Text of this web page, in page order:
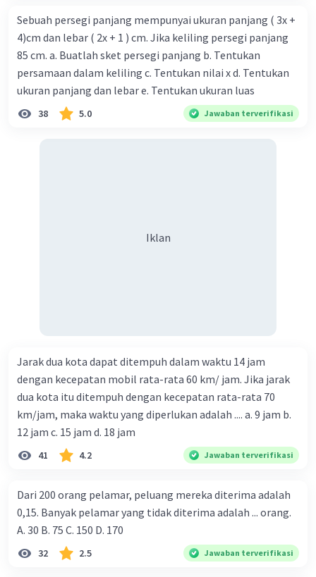
Sebuah persegi panjang mempunyai ukuran panjang ( 3x +
4)cm dan lebar ( 2x + 1 ) cm. Jika keliling persegi panjang
85 cm. a. Buatlah sket persegi panjang b. Tentukan
persamaan dalam keliling c. Tentukan nilai x d. Tentukan
ukuran panjang dan lebar e. Tentukan ukuran luas
38 5.0 Jawaban terverifikasi
Iklan
Jarak dua kota dapat ditempuh dalam waktu 14 jam
dengan kecepatan mobil rata-rata 60 km/ jam. Jika jarak
dua kota itu ditempuh dengan kecepatan rata-rata 70
km/jam, maka waktu yang diperlukan adalah .... a. 9 jam b.
12 jam c. 15 jam d. 18 jam
41 4.2 Jawaban terverifikasi
Dari 200 orang pelamar, peluang mereka diterima adalah
0,15. Banyak pelamar yang tidak diterima adalah ... orang.
A. 30 B. 75 C. 150 D. 170
32 2.5 Jawaban terverifikasi